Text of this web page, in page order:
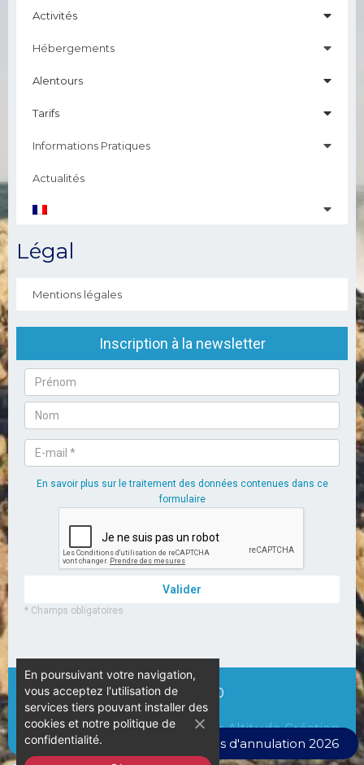
Activités
Hébergements
Alentours
Tarifs
Informations Pratiques
Actualités
Légal
Mentions légales
© Camping L’Espérance – 2020
Par Altitude Création
Conditions d'annulation 2026
En poursuivant votre navigation,
vous acceptez l'utilisation de
services tiers pouvant installer des
cookies et notre politique de
confidentialité.